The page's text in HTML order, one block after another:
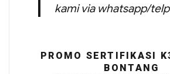
kami via whatsapp/
PROMO SERTIFIKASI
BONTANG